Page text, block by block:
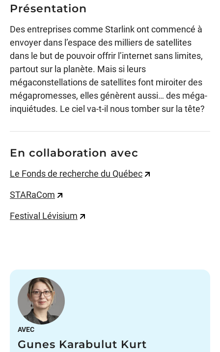
Présentation
Des entreprises comme Starlink ont commencé à
envoyer dans l’espace des milliers de satellites
dans le but de pouvoir offrir l’internet sans limites,
partout sur la planète. Mais si leurs
mégaconstellations de satellites font miroiter des
mégapromesses, elles génèrent aussi… des méga-
inquiétudes. Le ciel va-t-il nous tomber sur la tête?
En collaboration avec
Le Fonds de recherche du Québec
STARaCom
Festival Lévisium
AVEC
Gunes Karabulut Kurt